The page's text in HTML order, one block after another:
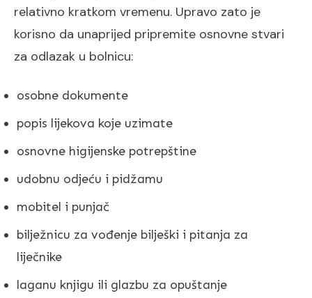
relativno kratkom vremenu. Upravo zato je
korisno da unaprijed pripremite osnovne stvari
za odlazak u bolnicu:
osobne dokumente
popis lijekova koje uzimate
osnovne higijenske potrepštine
udobnu odjeću i pidžamu
mobitel i punjač
bilježnicu za vođenje bilješki i pitanja za
liječnike
laganu knjigu ili glazbu za opuštanje